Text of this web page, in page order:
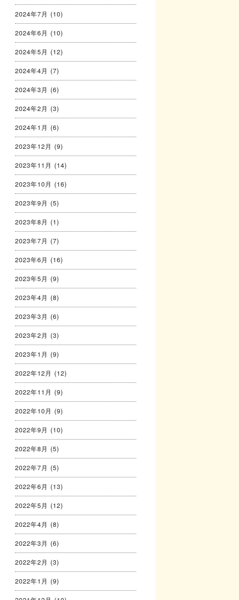
2024年7月 (10)
2024年6月 (10)
2024年5月 (12)
2024年4月 (7)
2024年3月 (6)
2024年2月 (3)
2024年1月 (6)
2023年12月 (9)
2023年11月 (14)
2023年10月 (16)
2023年9月 (5)
2023年8月 (1)
2023年7月 (7)
2023年6月 (16)
2023年5月 (9)
2023年4月 (8)
2023年3月 (6)
2023年2月 (3)
2023年1月 (9)
2022年12月 (12)
2022年11月 (9)
2022年10月 (9)
2022年9月 (10)
2022年8月 (5)
2022年7月 (5)
2022年6月 (13)
2022年5月 (12)
2022年4月 (8)
2022年3月 (6)
2022年2月 (3)
2022年1月 (9)